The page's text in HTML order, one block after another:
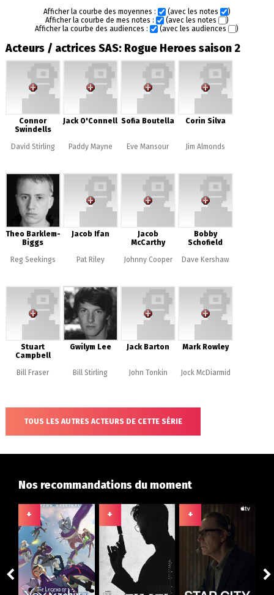
Afficher la courbe des moyennes : (avec les notes
)
Afficher la courbe de mes notes :
(avec les notes
)
Afficher la courbe des audiences :
(avec les audiences )
Acteurs / actrices SAS: Rogue Heroes saison 2
Connor
Swindells
David Stirling
Jack O'Connell
Paddy Mayne
Sofia Boutella
Eve Mansour
Corin Silva
Jim Almonds
Theo Barklem-
Biggs
Reg Seekings
Jacob Ifan
Pat Riley
Jacob
McCarthy
Johnny Cooper
Bobby
Schofield
Dave Kershaw
Stuart
Campbell
Bill Fraser
Gwilym Lee
Bill Stirling
Jack Barton
John Tonkin
Mark Rowley
Jock McDiarmid
TOUS LES AUTRES ACTEURS DE CETTE SÉRIE
Nos recommandations du moment
+ + +